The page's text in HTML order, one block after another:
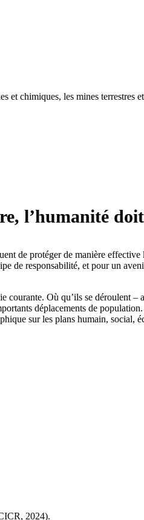
et chimiques, les mines terrestres
l’humanité
de protéger de manière
de responsabilité, et pour un
Où qu’ils se déroulent –
déplacements de
sur les plans humain, social,
2024).